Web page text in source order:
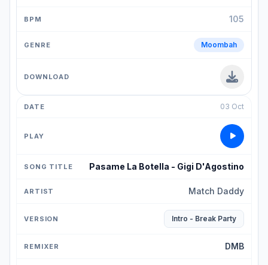
105
Moombah
03 Oct
Pasame La Botella - Gigi D'Agostino
Match Daddy
Intro - Break Party
DMB